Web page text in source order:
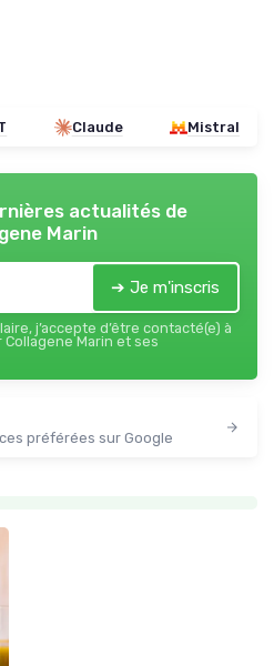
Claude Mistral
actualités de
Marin
➔ Je m'inscris
j’accepte d’être contacté(e) à
Marin et ses
préférées sur Google